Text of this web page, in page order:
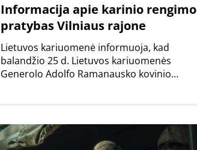
Informacija apie karinio rengimo
pratybas Vilniaus rajone
Lietuvos kariuomenė informuoja, kad
balandžio 25 d. Lietuvos kariuomenės
Generolo Adolfo Ramanausko kovinio
imitaciniai šaudmenys ir...